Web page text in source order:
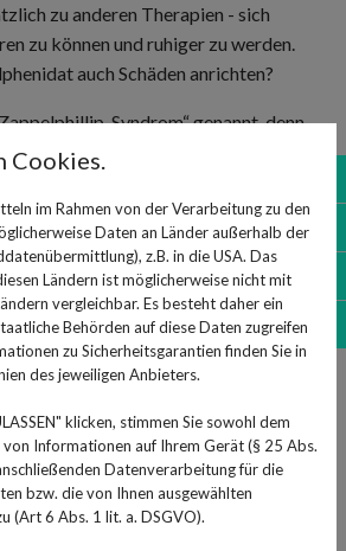
zu anderen Therapien - sich
zu können und ruhiger zu werden.
auch Schäden anrichten?
Syndrom“ genannt, denn
können schlecht still sitzen.
auch bei Erwachsenen kann die
werden. Für die Kinder kann
zum Beispiel
pädagogischen Therapien, auch
mit dem Wirkstoff
werden. Besteht die Störung
können auch dann bestimmte
eingenommen werden.
für
Noradrenalin
Cookies.
im Rahmen von der Verarbeitung zu den
Daten an Länder außerhalb der
z.B. in die USA. Das
Ländern ist möglicherweise nicht mit
vergleichbar. Es besteht daher ein
Behörden auf diese Daten zugreifen
zu Sicherheitsgarantien finden Sie in
des jeweiligen Anbieters.
klicken, stimmen Sie sowohl dem
Informationen auf Ihrem Gerät (§ 25 Abs.
Datenverarbeitung für die
bzw. die von Ihnen ausgewählten
(Art 6 Abs. 1 lit. a. DSGVO).